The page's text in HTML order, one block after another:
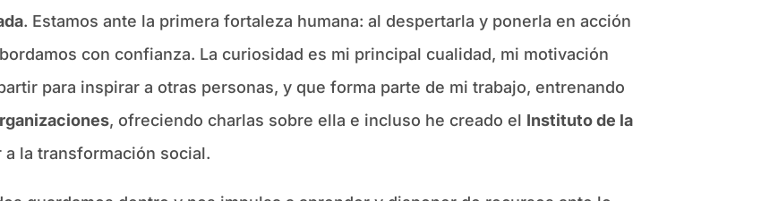
. Estamos ante la primera fortaleza humana: al despertarla y ponerla en acción
con confianza. La curiosidad es mi principal cualidad, mi motivación
para inspirar a otras personas, y que forma parte de mi trabajo, entrenando
, ofreciendo charlas sobre ella e incluso he creado el Instituto de la
la transformación social.